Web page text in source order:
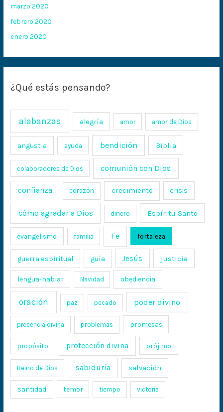
marzo 2020
febrero 2020
enero 2020
¿Qué estás pensando?
alabanzas alegría amor amor de Dios
angustia ayuda bendición Biblia
colaboradores de Dios comunión con Dios
confianza corazón crecimiento crisis
cómo agradar a Dios dinero Espíritu Santo
evangelismo familia Fe fortaleza
guerra espiritual guía Jesús justicia
lengua-hablar Navidad obediencia
oración paz pecado poder divino
presencia divina problemas promesas
propósito protección divina prójimo
Reino de Dios sabiduría salvación
santidad temor tiempo victoria